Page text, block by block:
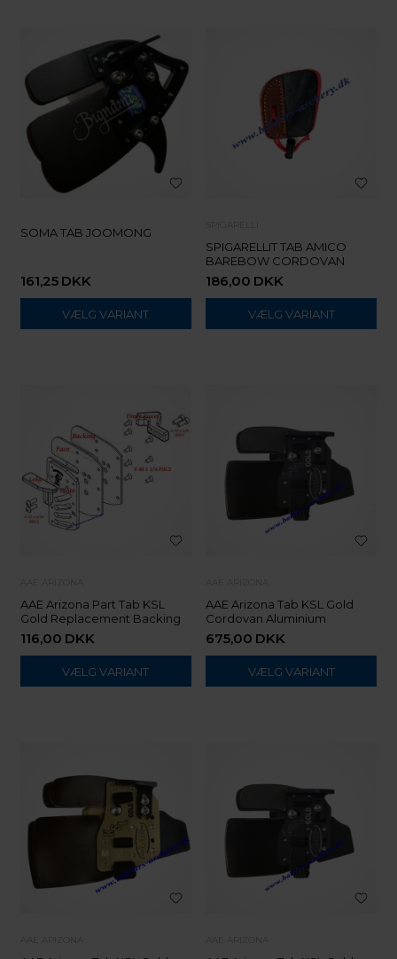
SOMA TAB JOOMONG
161,25 DKK
VÆLG VARIANT
SPIGARELLIT TAB AMICO
BAREBOW CORDOVAN
186,00 DKK
VÆLG VARIANT
AAE Arizona Part Tab KSL
Gold Replacement Backing
116,00 DKK
VÆLG VARIANT
AAE Arizona Tab KSL Gold
Cordovan Aluminium
675,00 DKK
VÆLG VARIANT